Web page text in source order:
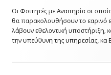
Οι Φοιτητές με Αναπηρία οι
θα παρακολουθήσουν το εαρινό
λάβουν εθελοντική υποστήριξη,
την υπεύθυνη της υπηρεσίας,